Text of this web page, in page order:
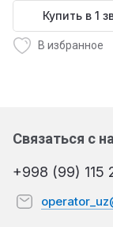
Купить в 1
В избранное
Связаться с
+998 (99) 115